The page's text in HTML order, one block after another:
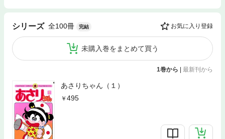
シリーズ 全100冊 完結 お気に入り登録
未購入巻をまとめて買う
1巻から 最新刊から
あさりちゃん（１）
495